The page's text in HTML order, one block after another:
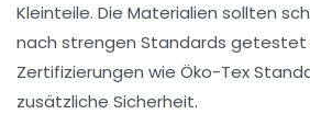
Kleinteile. Die Materialien sollten
nach strengen Standards getestet
Zertifizierungen wie Öko-Tex
zusätzliche Sicherheit.